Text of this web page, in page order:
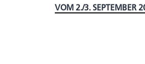
VOM 2./3. SEPTEMBER